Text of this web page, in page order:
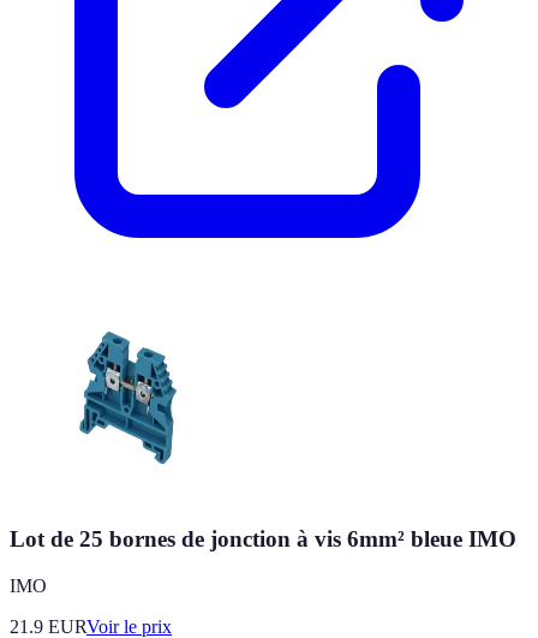
Lot de 25 bornes de jonction à vis 6mm² bleue IMO
IMO
21.9 EURVoir le prix